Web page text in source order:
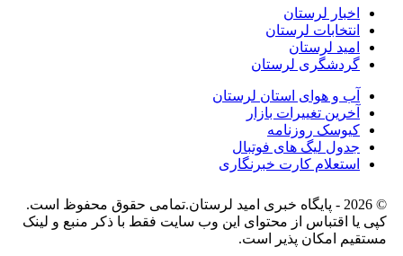
اخبار لرستان
انتخابات لرستان
امید لرستان
گردشگری لرستان
آب و هوای استان لرستان
آخرین تغییرات بازار
کیوسک روزنامه
جدول لیگ های فوتبال
استعلام کارت خبرنگاری
© 2026 - پایگاه خبری اميد لرستان.تمامی حقوق محفوظ است.
کپی یا اقتباس از محتوای این وب سایت فقط با ذکر منبع و لینک
مستقیم امکان پذیر است.